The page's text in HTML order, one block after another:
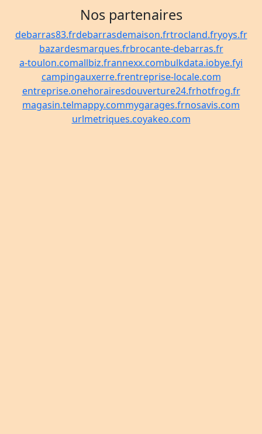
Nos partenaires
debarras83.frdebarrasdemaison.frtrocland.fryoys.fr
bazardesmarques.frbrocante-debarras.fr
a-toulon.comallbiz.frannexx.combulkdata.iobye.fyi
campingauxerre.frentreprise-locale.com
entreprise.onehorairesdouverture24.frhotfrog.fr
magasin.telmappy.commygarages.frnosavis.com
urlmetriques.coyakeo.com